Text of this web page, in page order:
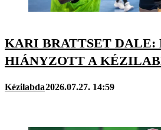
KARI BRATTSET DALE:
HIÁNYZOTT A
Kézilabda2026.07.27. 14:59